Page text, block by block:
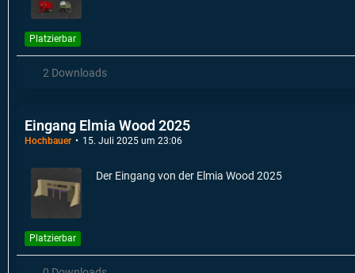
Platzierbar
2 Downloads
Eingang Elmia Wood 2025
Hochbauer 15. Juli 2025 um 23:06
Der Eingang von der Elmia Wood 2025
Platzierbar